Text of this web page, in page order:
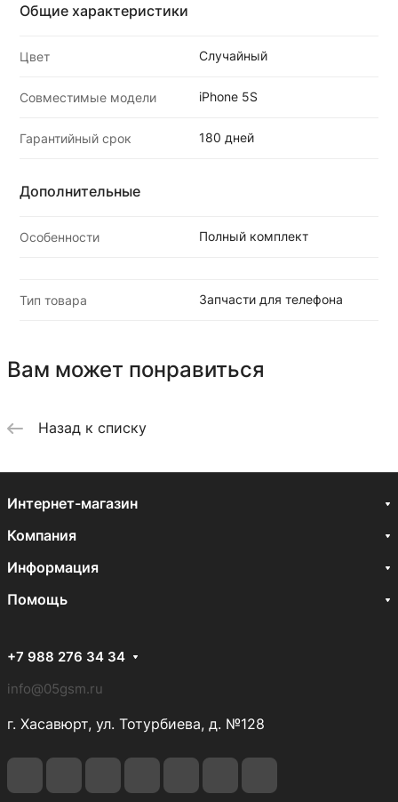
Общие характеристики
Цвет Случайный
Совместимые модели iPhone 5S
Гарантийный срок 180 дней
Дополнительные
Особенности Полный комплект
Тип товара Запчасти для телефона
Вам может понравиться
Назад к списку
Интернет-магазин
Компания
Информация
Помощь
+7 988 276 34 34
info@05gsm.ru
г. Хасавюрт, ул. Тотурбиева, д. №128